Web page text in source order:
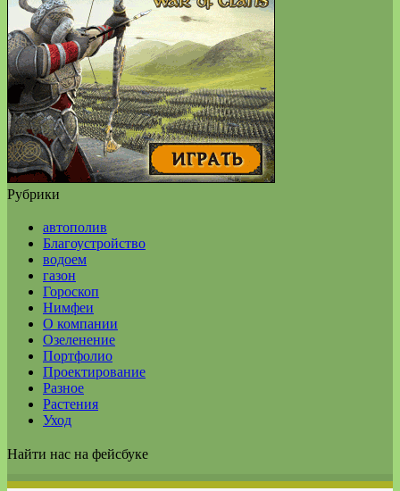
Рубрики
автополив
Благоустройство
водоем
газон
Гороскоп
Нимфеи
О компании
Озеленение
Портфолио
Проектирование
Разное
Растения
Уход
Найти нас на фейсбуке